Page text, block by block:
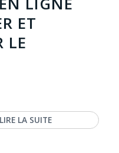
ET
LE
LIRE LA SUITE